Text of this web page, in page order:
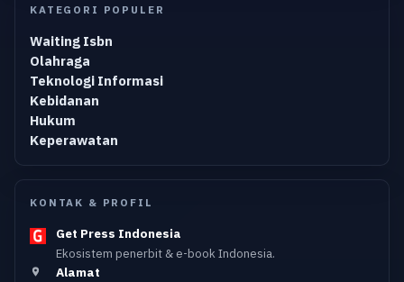
KATEGORI POPULER
Waiting Isbn
Olahraga
Teknologi Informasi
Kebidanan
Hukum
Keperawatan
KONTAK & PROFIL
Get Press Indonesia
Ekosistem penerbit & e-book Indonesia.
Alamat